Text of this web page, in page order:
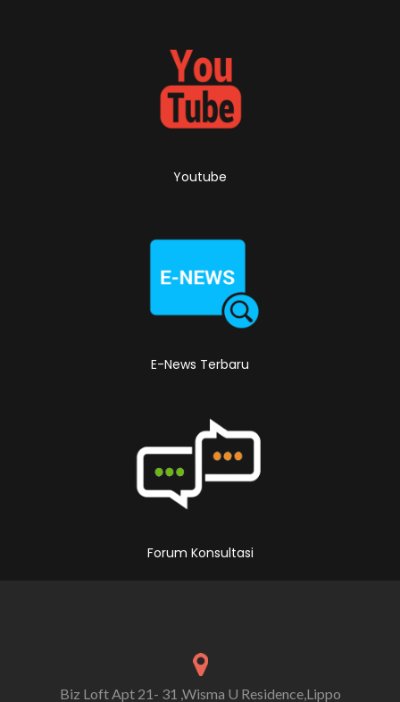
Youtube
E-News Terbaru
Forum Konsultasi
Biz Loft Apt 21- 31 ,Wisma U Residence,Lippo